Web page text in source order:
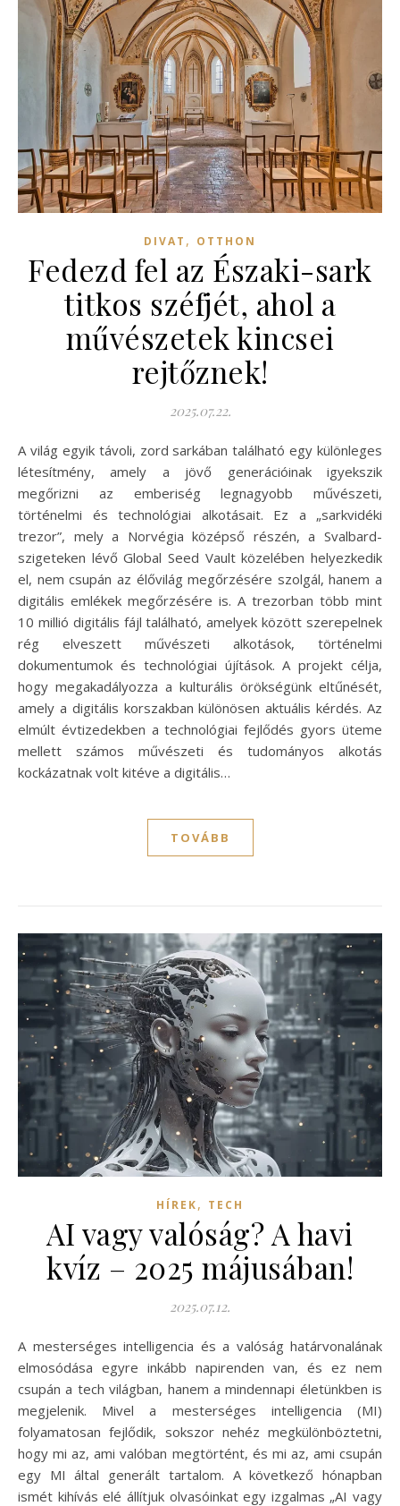
DIVAT , OTTHON
Fedezd fel az Északi-sark
titkos széfjét, ahol a
művészetek kincsei
rejtőznek!
2025.07.22.
A világ egyik távoli, zord sarkában található egy különleges
létesítmény, amely a jövő generációinak igyekszik
megőrizni az emberiség legnagyobb művészeti,
történelmi és technológiai alkotásait. Ez a „sarkvidéki
trezor”, mely a Norvégia középső részén, a Svalbard-
szigeteken lévő Global Seed Vault közelében helyezkedik
el, nem csupán az élővilág megőrzésére szolgál, hanem a
digitális emlékek megőrzésére is. A trezorban több mint
10 millió digitális fájl található, amelyek között szerepelnek
rég elveszett művészeti alkotások, történelmi
dokumentumok és technológiai újítások. A projekt célja,
hogy megakadályozza a kulturális örökségünk eltűnését,
amely a digitális korszakban különösen aktuális kérdés. Az
elmúlt évtizedekben a technológiai fejlődés gyors üteme
mellett számos művészeti és tudományos alkotás
kockázatnak volt kitéve a digitális…
TOVÁBB
HÍREK, TECH
AI vagy valóság? A havi
kvíz – 2025 májusában!
2025.07.12.
A mesterséges intelligencia és a valóság határvonalának
elmosódása egyre inkább napirenden van, és ez nem
csupán a tech világban, hanem a mindennapi életünkben is
megjelenik. Mivel a mesterséges intelligencia (MI)
folyamatosan fejlődik, sokszor nehéz megkülönböztetni,
hogy mi az, ami valóban megtörtént, és mi az, ami csupán
egy MI által generált tartalom. A következő hónapban
ismét kihívás elé állítjuk olvasóinkat egy izgalmas „AI vagy